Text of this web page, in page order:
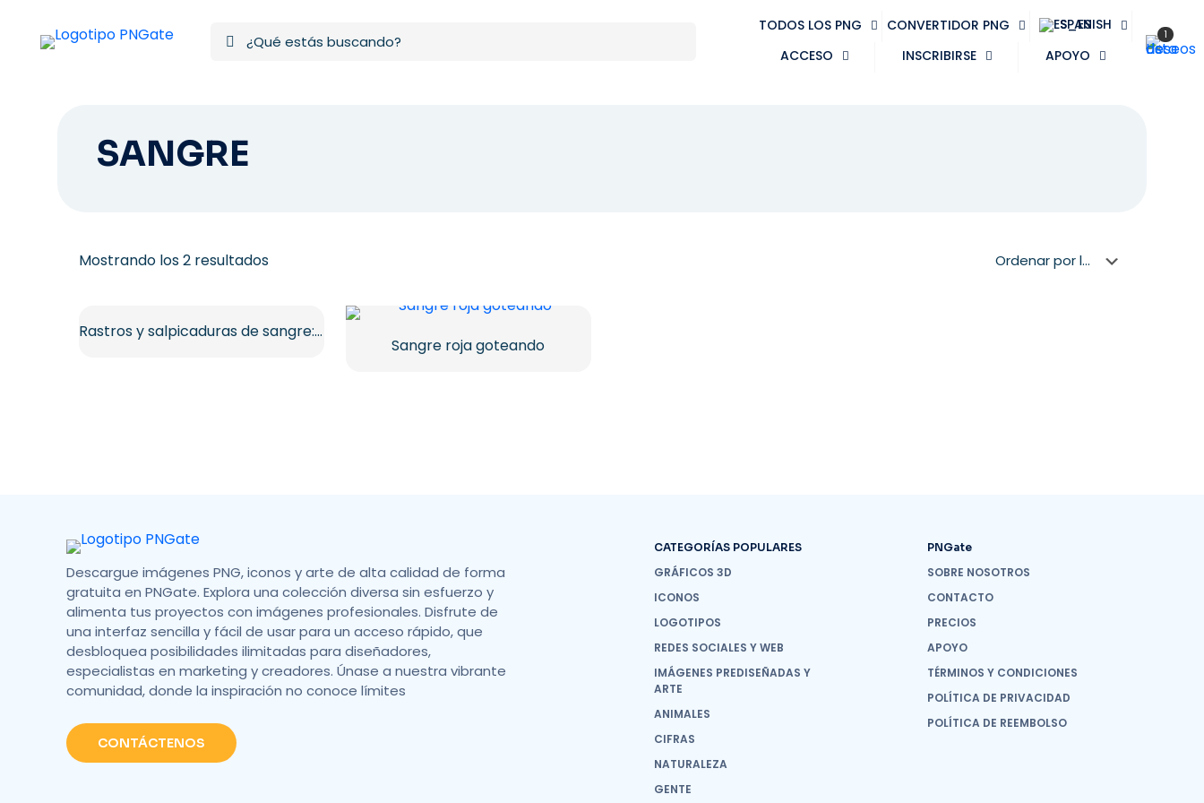
TODOS LOS PNG CONVERTIDOR PNG
SPANISH
ACCESO
INSCRIBIRSE APOYO
1
SANGRE
Mostrando los 2 resultadosOrdenado
últimosRastros y salpicaduras de sangre: manchas de sangre rojas
Sangre roja goteando
Descargue imágenes PNG, iconos y arte de alta calidad de forma
gratuita en PNGate. Explora una colección diversa sin esfuerzo y
alimenta tus proyectos con imágenes profesionales. Disfrute de
una interfaz sencilla y fácil de usar para un acceso rápido, que
desbloquea posibilidades ilimitadas para diseñadores,
especialistas en marketing y creadores. Únase a nuestra vibrante
comunidad, donde la inspiración no conoce límites
CONTÁCTENOS
CATEGORÍAS POPULARES
GRÁFICOS 3D
ICONOS
LOGOTIPOS
REDES SOCIALES Y WEB
IMÁGENES PREDISEÑADAS Y
ARTE
ANIMALES
CIFRAS
NATURALEZA
GENTE
PNGate
SOBRE NOSOTROS
CONTACTO
PRECIOS
APOYO
TÉRMINOS Y CONDICIONES
POLÍTICA DE PRIVACIDAD
POLÍTICA DE REEMBOLSO